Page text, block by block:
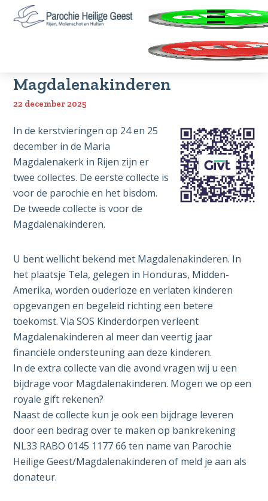
Door
naar
Spring
naar
Hulten
Zoeken
ENTER OM TE OPENEN
Extra collecte voor
Magdalenakinderen
22 december 2025
In de kerstvieringen op 24 en 25
december in de Maria
Magdalenakerk in Rijen zijn er
twee collectes. De eerste collecte is
voor de parochie en het bisdom.
De tweede collecte is voor de
Magdalenakinderen.
U bent wellicht bekend met Magdalenakinderen. In
het plaatsje Tela, gelegen in Honduras, Midden-
Amerika, worden ouderloze en verlaten kinderen
opgevangen en begeleid richting een betere
toekomst. Via SOS Kinderdorpen verleent
Magdalenakinderen al meer dan veertig jaar
financiële ondersteuning aan deze kinderen.
In de extra collecte van die avond vragen wij u een
bijdrage voor Magdalenakinderen. Mogen we op een
royale gift rekenen?
Naast de collecte kun je ook een bijdrage leveren
door een bedrag over te maken op bankrekening
NL33 RABO 0145 1177 66 ten name van Parochie
Heilige Geest/Magdalenakinderen of meld je aan als
donateur.